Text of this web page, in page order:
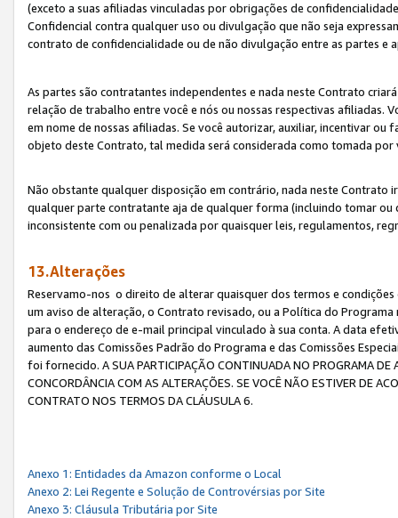
(exceto a suas afiliadas vinculadas por obrigações de
Confidencial contra qualquer uso ou divulgação que não seja
contrato de confidencialidade ou de não divulgação entre as partes e
As partes são contratantes independentes e nada neste Contrato
relação de trabalho entre você e nós ou nossas respectivas afiliadas.
em nome de nossas afiliadas. Se você autorizar, auxiliar, incentivar
objeto deste Contrato, tal medida será considerada como tomada por
Não obstante qualquer disposição em contrário, nada neste
qualquer parte contratante aja de qualquer forma (incluindo tomar ou
inconsistente com ou penalizada por quaisquer leis, regulamentos,
13.Alterações
Reservamo-nos o direito de alterar quaisquer dos termos e
um aviso de alteração, o Contrato revisado, ou a Política do
para o endereço de e-mail principal vinculado à sua conta. A data
aumento das Comissões Padrão do Programa e das Comissões
foi fornecido. A SUA PARTICIPAÇÃO CONTINUADA NO PROGRAMA DE
CONCORDÂNCIA COM AS ALTERAÇÕES. SE VOCÊ NÃO ESTIVER DE
CONTRATO NOS TERMOS DA CLÁUSULA 6.
Anexo 1: Entidades da Amazon conforme o Local
Anexo 2: Lei Regente e Solução de Controvérsias por Site
Anexo 3: Cláusula Tributária por Site